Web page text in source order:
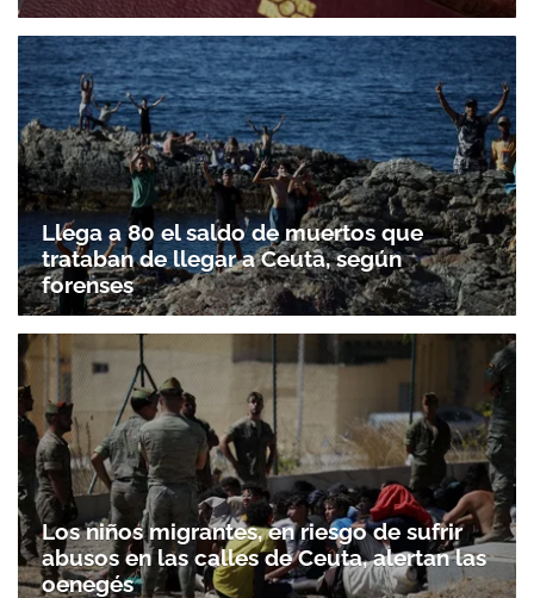
Llega a 80 el saldo de muertos que
trataban de llegar a Ceuta, según
forenses
Los niños migrantes, en riesgo de sufrir
abusos en las calles de Ceuta, alertan las
oenegés